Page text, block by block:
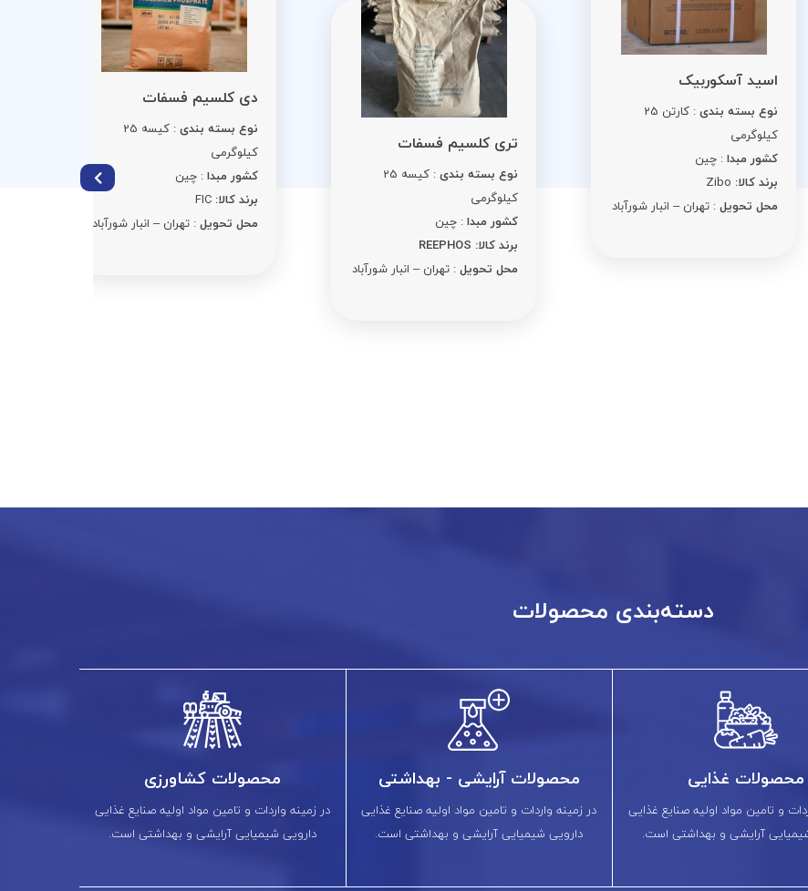
آسکوربیک
بسته بندی
: کارتن 25
مبدا: چین
Zibo
تحویل: تهران – انبار شورآباد
تری کلسیم فسفات
نوع بسته بندی
: کیسه 25
کشور مبدا: چین
محل تحویل: تهران – انبار شورآباد
دی کلسیم فسفات
نوع بسته بندی
: کیسه 25
کشور مبدا: چین
FIC
محل تحویل: تهران – انبار شورآباد
دسته‌بندی محصولات
محصولات غذایی
و تامین مواد اولیه صنایع غذایی
آرایشی و بهداشتی است.
محصولات آرایشی - بهداشتی
در زمینه واردات و تامین مواد اولیه صنایع غذایی
دارویی شیمیایی آرایشی و بهداشتی است.
محصولات کشاورزی
در زمینه واردات و تامین مواد اولیه صنایع غذایی
دارویی شیمیایی آرایشی و بهداشتی است.